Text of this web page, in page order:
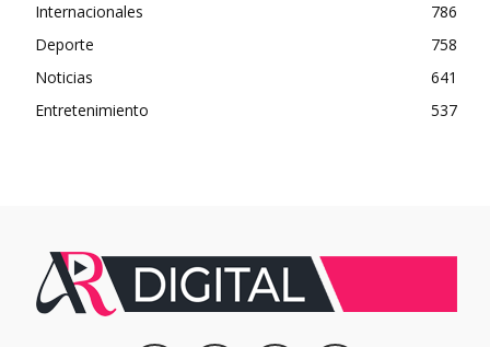
Internacionales
786
Deporte
758
Noticias
641
Entretenimiento
537